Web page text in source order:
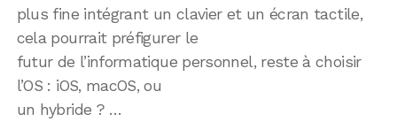
plus fine intégrant un clavier et un écran tactile,
cela pourrait préfigurer le
futur de l’informatique personnel, reste à choisir
l’OS : iOS, macOS, ou
un hybride ? …